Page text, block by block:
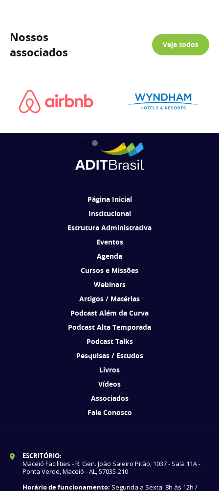
Nossos
associados
Veja todos
Página Inicial
Institucional
Estrutura Administrativa
Eventos
Agenda
Cursos e Missões
Webinars
Artigos / Matérias
Podcast Além da Curva
Podcast Alta Temporada
Podcast Talks
Pesquisas / Estudos
Livros
Vídeos
Associados
Fale Conosco
ESCRITÓRIO:
Maceió Facilities - R. Gen. João Saleiro Pitão, 1037 - Sala 11A -
Ponta Verde, Maceió - AL, 57035-210
Horário de funcionamento: Segunda a Sexta: 8h às 12h /